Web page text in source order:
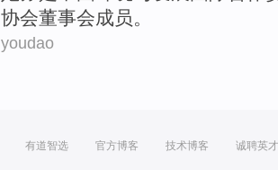
协会董事会成员。
youdao
有道智选 官方博客 技术博客 诚聘英才